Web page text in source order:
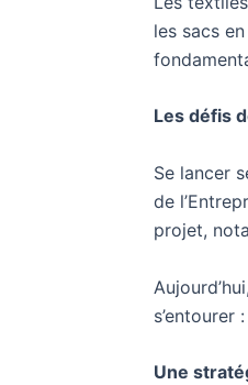
les sacs
Les défis
Se lancer
de
projet,
s’entourer
Une